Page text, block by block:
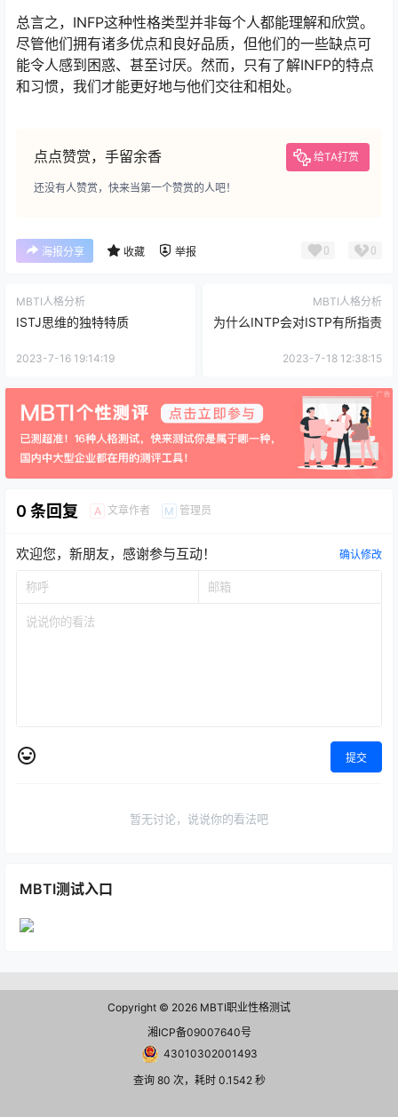
总言之，INFP这种性格类型并非每个人都能理解和欣赏。
尽管他们拥有诸多优点和良好品质，但他们的一些缺点可
能令人感到困惑、甚至讨厌。然而，只有了解INFP的特点
和习惯，我们才能更好地与他们交往和相处。
点点赞赏，手留余香 给TA打赏
还没有人赞赏，快来当第一个赞赏的人吧！
海报分享 收藏 举报 0 0
MBTI人格分析
ISTJ思维的独特特质
2023-7-16 19:14:19
MBTI人格分析
为什么INTP会对ISTP有所指责
2023-7-18 12:38:15
0 条回复 A 文章作者 M 管理员
欢迎您，新朋友，感谢参与互动！ 确认修改
提交
暂无讨论，说说你的看法吧
MBTI测试入口
Copyright © 2026 MBTI职业性格测试
湘ICP备09007640号
43010302001493
查询 80 次，耗时 0.1542 秒